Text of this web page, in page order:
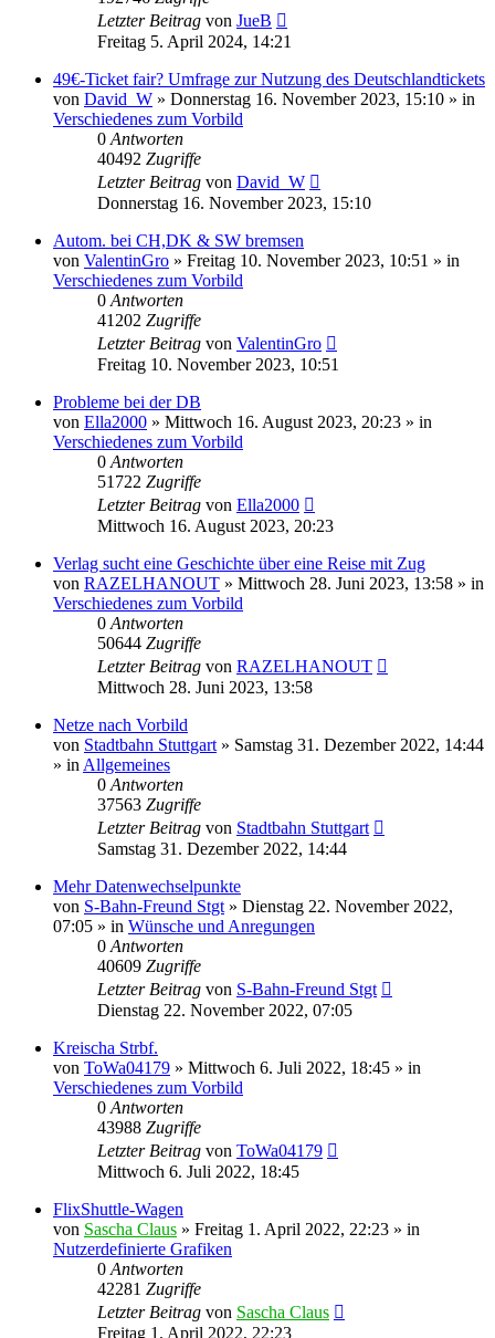
Letzter Beitrag von JueB
Freitag 5. April 2024, 14:21
49€-Ticket fair? Umfrage zur Nutzung des Deutschlandtickets
von David_W » Donnerstag 16. November 2023, 15:10 » in
Verschiedenes zum Vorbild
0 Antworten
40492 Zugriffe
Letzter Beitrag von David_W
Donnerstag 16. November 2023, 15:10
Autom. bei CH,DK & SW bremsen
von ValentinGro » Freitag 10. November 2023, 10:51 » in
Verschiedenes zum Vorbild
0 Antworten
41202 Zugriffe
Letzter Beitrag von ValentinGro
Freitag 10. November 2023, 10:51
Probleme bei der DB
von Ella2000 » Mittwoch 16. August 2023, 20:23 » in
Verschiedenes zum Vorbild
0 Antworten
51722 Zugriffe
Letzter Beitrag von Ella2000
Mittwoch 16. August 2023, 20:23
Verlag sucht eine Geschichte über eine Reise mit Zug
von RAZELHANOUT » Mittwoch 28. Juni 2023, 13:58 » in
Verschiedenes zum Vorbild
0 Antworten
50644 Zugriffe
Letzter Beitrag von RAZELHANOUT
Mittwoch 28. Juni 2023, 13:58
Netze nach Vorbild
von Stadtbahn Stuttgart » Samstag 31. Dezember 2022, 14:44
» in Allgemeines
0 Antworten
37563 Zugriffe
Letzter Beitrag von Stadtbahn Stuttgart
Samstag 31. Dezember 2022, 14:44
Mehr Datenwechselpunkte
von S-Bahn-Freund Stgt » Dienstag 22. November 2022,
07:05 » in Wünsche und Anregungen
0 Antworten
40609 Zugriffe
Letzter Beitrag von S-Bahn-Freund Stgt
Dienstag 22. November 2022, 07:05
Kreischa Strbf.
von ToWa04179 » Mittwoch 6. Juli 2022, 18:45 » in
Verschiedenes zum Vorbild
0 Antworten
43988 Zugriffe
Letzter Beitrag von ToWa04179
Mittwoch 6. Juli 2022, 18:45
FlixShuttle-Wagen
von Sascha Claus » Freitag 1. April 2022, 22:23 » in
Nutzerdefinierte Grafiken
0 Antworten
42281 Zugriffe
Letzter Beitrag von Sascha Claus
Freitag 1. April 2022, 22:23